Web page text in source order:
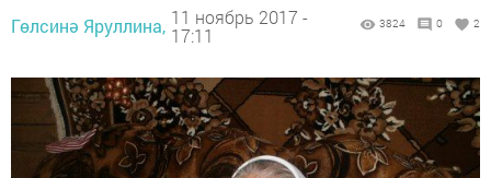
Гөлсинә Яруллина, 11 ноябрь 2017 -
17:11
3824 0 2